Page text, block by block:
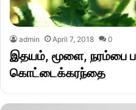
admin April 7, 2018 0
இதயம், மூளை, நரம்பை
கொட்டைக்கரந்தை